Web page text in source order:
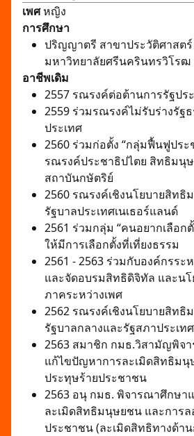
เพศหญิง
การศึกษา
ปริญญาตรี สาขาประวัติศาสต
มหาวิทยาลัยศรีนครินทรวิโรฒ
อาชีพเดิม
2557 รณรงค์ต่อต้านการรัฐปร
2559 ร่วมรณรงค์ไม่รับร่างรัฐ
ประเทศ
2560 ร่วมก่อตั้ง “กลุ่มฟื้นฟูประ
รณรงค์ประชาธิปไตย สิทธิมนุ
สถาบันกษัตริย์
2560 รณรงค์เชิงนโยบายสิทธิ
รัฐบาลประเทศเนเธอร์แลนด์
2561 ร่วมกลุ่ม “คนอยากเลือก
ให้มีการเลือกตั้งที่เที่ยงธรรม
2561 - 2563 ร่วมกับองค์กรระ
และจัดอบรมสิทธิดิจิทัล และนโ
ภาคระหว่างเพศ
2562 รณรงค์เชิงนโยบายสิทธิ
รัฐบาลกลางและรัฐสภาประเท
2563 สมาชิก กมธ.วิสามัญพิจ
แก้ไขปัญหาการละเมิดสิทธิมนุ
ประทุษร้ายประชาชน
2563 อนุ กมธ. พิจารณาศึกษา
ละเมิดสิทธิมนุษยชน และการ
ประชาชน (ละเมิดสิทธิทางด้าน